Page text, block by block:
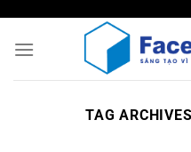
content
TAG